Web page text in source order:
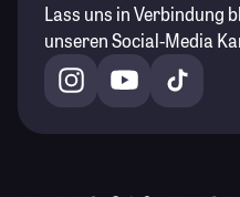
Lass uns in Verbindung
unseren Social-Media